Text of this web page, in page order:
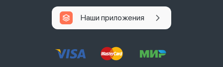
Наши приложения